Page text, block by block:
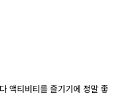
액티비티를 즐기기에 정말 좋